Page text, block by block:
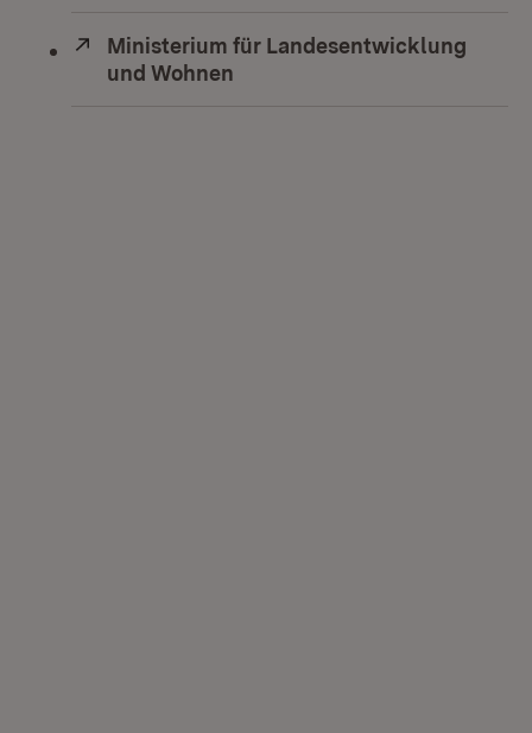
Extern:
Ministerium für Landesentwicklung
und Wohnen